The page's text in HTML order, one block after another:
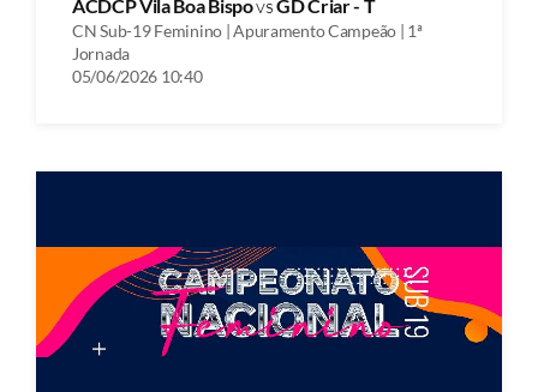
ACDCP Vila Boa BispovsGD Criar - T
CN Sub-19 Feminino | Apuramento Campeão | 1ª
Jornada
05/06/2026 10:40